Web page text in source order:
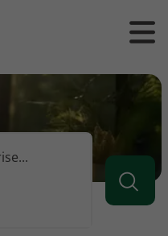
Ouvrir
/
le